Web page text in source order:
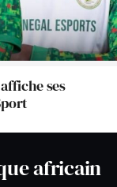
ses
africain